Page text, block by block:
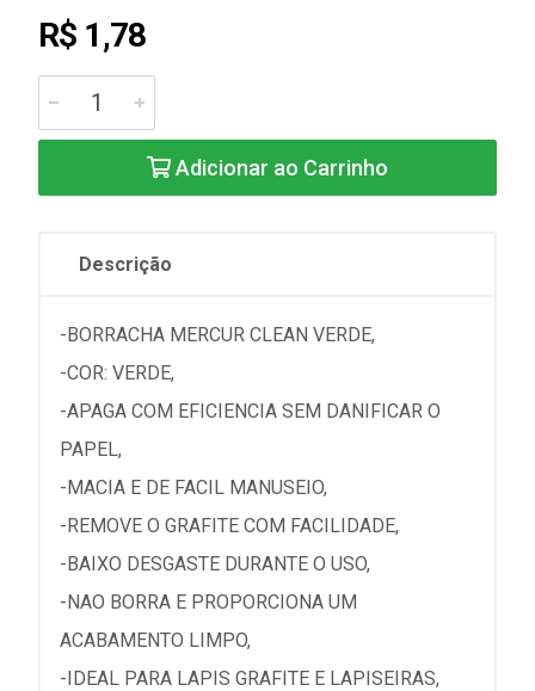
R$ 1,78
Adicionar ao Carrinho
Descrição
-BORRACHA MERCUR CLEAN VERDE,
-COR: VERDE,
-APAGA COM EFICIENCIA SEM DANIFICAR O
PAPEL,
-MACIA E DE FACIL MANUSEIO,
-REMOVE O GRAFITE COM FACILIDADE,
-BAIXO DESGASTE DURANTE O USO,
-NAO BORRA E PROPORCIONA UM
ACABAMENTO LIMPO,
-IDEAL PARA LAPIS GRAFITE E LAPISEIRAS,